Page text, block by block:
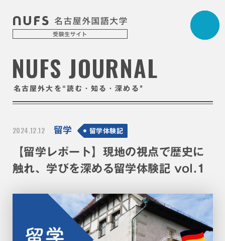
名古屋外大を “ 読む・知る・深める ”
NUFS JOURNAL
2024.12.12 留学 留学体験記
【留学レポート】現地の視点で歴史に
触れ、学びを深める留学体験記 vol.1